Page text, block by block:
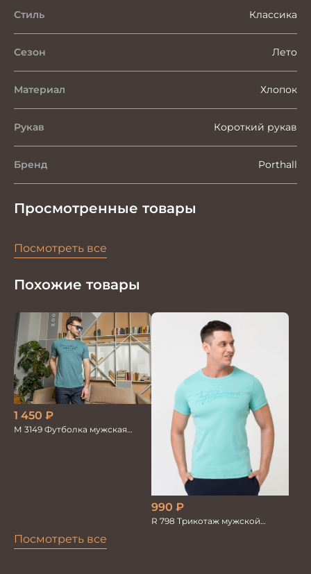
Стиль Классика
Сезон Лето
Материал Хлопок
Рукав Короткий рукав
Бренд Porthall
Просмотренные товары
Посмотреть все
Похожие товары
Посмотреть все
1 450 ₽
М 3149 Футболка мужская
990 ₽
R 798 Трикотаж мужской